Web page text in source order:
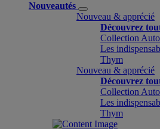
Nouveautés
Nouveau & apprécié
Découvrez
Collection
Les
Thym
Nouveau & apprécié
Découvrez
Collection
Les
Thym